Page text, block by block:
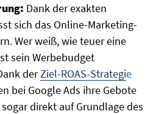
Dank der exakten
sich das Online-Marketing-
Wer weiß, wie teuer eine
sein Werbebudget
derZiel-ROAS-Strategie
bei Google Ads ihre Gebote
direkt auf Grundlage des